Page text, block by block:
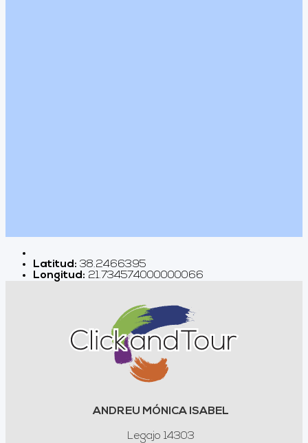
Latitud: 38.2466395
Longitud: 21.734574000000066
ANDREU MÓNICA ISABEL
Legajo 14303